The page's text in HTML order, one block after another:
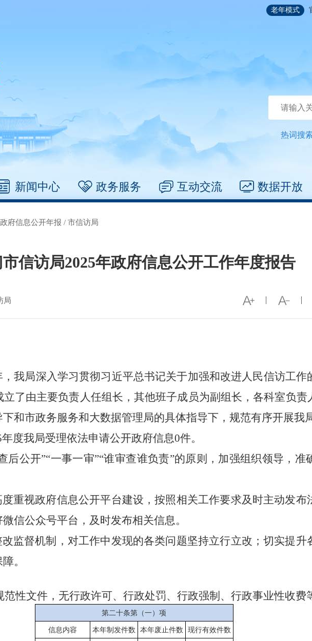
老年模式
热词搜
新闻中心 政务服务 互动交流 数据开放
政府信息公开年报 / 市信访局
市信访局2025年政府信息公开工作年度报告
局
我局深入学习贯彻习近平总书记关于加强和改进人民信访工
了由主要负责人任组长，其他班子成员为副组长，各科室负
和市政务服务和大数据管理局的具体指导下，规范有序开展我
度我局受理依法申请公开政府信息0件。
后公开”“一事一审”“谁审查谁负责”的原则，加强组织领导，
重视政府信息公开平台建设，按照相关工作要求及时主动发布
信公众号平台，及时发布相关信息。
监督机制，对工作中发现的各类问题坚持立行立改 ； 切实提升
。
性文件，无行政许可、行政处罚、行政强制、行政事业性收费
第二十条第（一）项
信息内容 本年制发件数 本年废止件数 现行有效件数